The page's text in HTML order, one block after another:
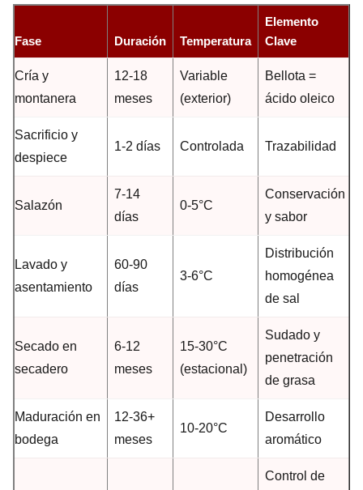
Fase Duración Temperatura
Elemento
Clave
Cría y
montanera
12-18
meses
Variable
(exterior)
Bellota =
ácido oleico
Sacrificio y
despiece
1-2 días Controlada Trazabilidad
Salazón
7-14
días
0-5°C
Conservación
y sabor
Lavado y
asentamiento
60-90
días
3-6°C
Distribución
homogénea
de sal
Secado en
secadero
6-12
meses
15-30°C
(estacional)
Sudado y
penetración
de grasa
Maduración en
bodega
12-36+
meses
10-20°C
Desarrollo
aromático
Control de